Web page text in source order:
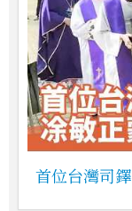
首位台灣司